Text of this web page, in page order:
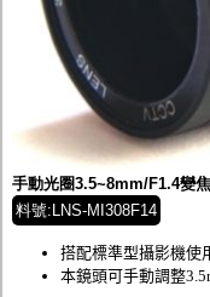
手動光圈3.5~8mm/F1.4變
料號:LNS-MI308F14
搭配標準型攝影機使
本鏡頭可手動調整